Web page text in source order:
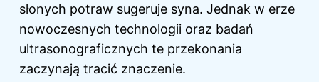
słonych potraw sugeruje syna. Jednak w erze
nowoczesnych technologii oraz badań
ultrasonograficznych te przekonania
zaczynają tracić znaczenie.